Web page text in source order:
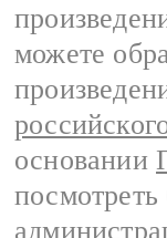
можете
основании